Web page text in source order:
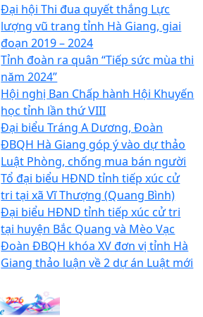
Đại hội Thi đua quyết thắng Lực
lượng vũ trang tỉnh Hà Giang, giai
đoạn 2019 – 2024
Tỉnh đoàn ra quân “Tiếp sức mùa thi
năm 2024”
Hội nghị Ban Chấp hành Hội Khuyến
học tỉnh lần thứ VIII
Đại biểu Tráng A Dương, Đoàn
ĐBQH Hà Giang góp ý vào dự thảo
Luật Phòng, chống mua bán người
Tổ đại biểu HĐND tỉnh tiếp xúc cử
tri tại xã Vĩ Thượng (Quang Bình)
Đại biểu HĐND tỉnh tiếp xúc cử tri
tại huyện Bắc Quang và Mèo Vạc
Đoàn ĐBQH khóa XV đơn vị tỉnh Hà
Giang thảo luận về 2 dự án Luật mới